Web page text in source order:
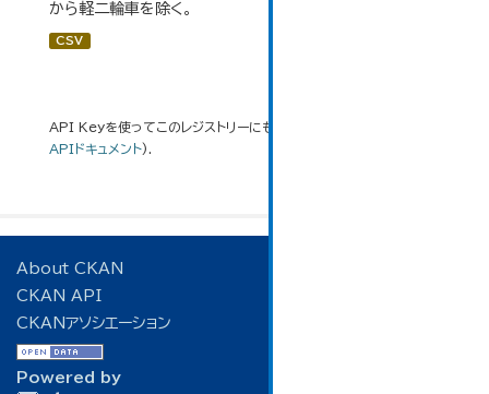
から軽二輪車を除く。
CSV
API Keyを使ってこのレジストリーにもアクセス可能です
APIドキュメント).
About CKAN
CKAN API
CKANアソシエーション
Powered by